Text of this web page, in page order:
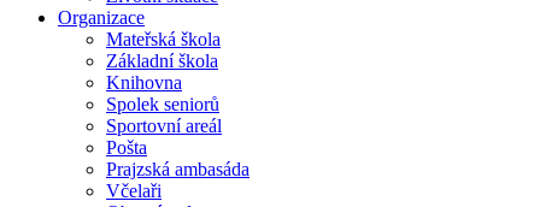
Organizace
Mateřská škola
Základní škola
Knihovna
Spolek seniorů
Sportovní areál
Pošta
Prajzská ambasáda
Včelaři